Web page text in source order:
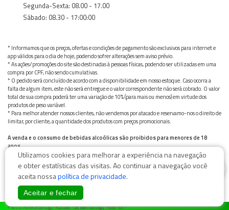
Segunda-Sexta: 08.00 - 17.00
Sábado: 08.30 - 17:00:00
* Informamos que os preços, ofertas e condições de pagamento são exclusivos para internet e
app válidos para o dia de hoje, podendo sofrer alterações sem aviso prévio.
* As ações/promoções do site são destinadas à pessoas físicas, podendo ser utilizadas em uma
compra por CPF, não sendo cumulativas.
* O pedido será concluído de acordo com a disponibilidade em nosso estoque. Caso ocorra a
falta de algum item, este não será entregue e o valor correspondente não será cobrado. O valor
total de sua compra poderá ter uma variação de 10% (para mais ou menos) em virtude dos
produtos de peso variável.
* Para melhor atender nossos clientes, não vendemos por atacado e reservamo-nos o direito de
limitar, por cliente, a quantidade dos produtos com preços promocionais.
A venda e o consumo de bebidas alcoólicas são proibidos para menores de 18
anos.
Bebida alcoólica pode causar dependência química e, em excesso, provoca graves males à saúde.
Beba com moderação
© Nosso Hortifruti Gonzaga / Rua Goiás 128, Bairro Gonzaga, 11050-101 -
Utilizamos cookies para melhorar a experiência na navegação
e obter estatísticas das visitas. Ao continuar a navegação você
aceita nossapolítica de privacidade.
Aceitar e fechar